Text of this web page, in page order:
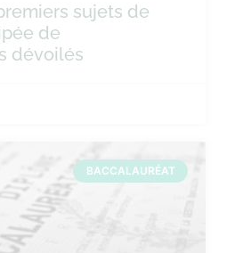
sujets de
de
dévoilés
BACCALAURÉAT